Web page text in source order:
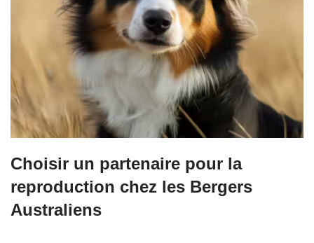
Choisir un partenaire pour la
reproduction chez les Bergers
Australiens